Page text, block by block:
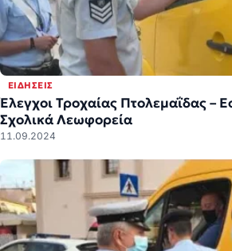
ΕΙΔΉΣΕΙΣ
Έλεγχοι Τροχαίας Πτολεμαΐδας –
Σχολικά Λεωφορεία
11.09.2024